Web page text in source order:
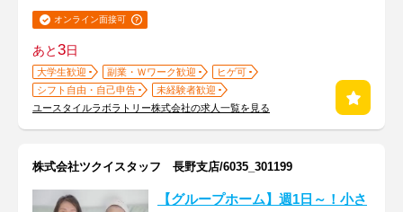
オンライン面接可
あと3日
大学生歓迎 副業・Ｗワーク歓迎
ヒゲ可
シフト自由・自己申告
未経験者歓迎
ユースタイルラボラトリー株式会社の求人一覧を見る
株式会社ツクイスタッフ 長野支店/6035_301199
【グループホーム】週1日～！小さ